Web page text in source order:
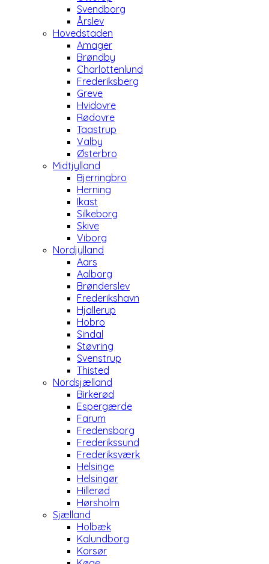
Svendborg
Årslev
Hovedstaden
Amager
Brøndby
Charlottenlund
Frederiksberg
Greve
Hvidovre
Rødovre
Taastrup
Valby
Østerbro
Midtjylland
Bjerringbro
Herning
Ikast
Silkeborg
Skive
Viborg
Nordjylland
Aars
Aalborg
Brønderslev
Frederikshavn
Hjallerup
Hobro
Sindal
Støvring
Svenstrup
Thisted
Nordsjælland
Birkerød
Espergærde
Farum
Fredensborg
Frederikssund
Frederiksværk
Helsinge
Helsingør
Hillerød
Hørsholm
Sjælland
Holbæk
Kalundborg
Korsør